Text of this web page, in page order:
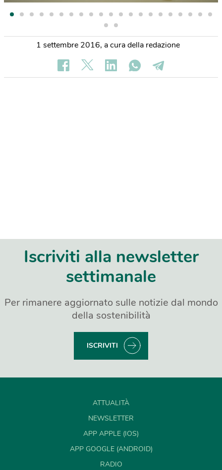
1 settembre 2016, a cura della redazione
Iscriviti alla newsletter
settimanale
Per rimanere aggiornato sulle notizie dal mondo
della sostenibilità
ISCRIVITI
ATTUALITÀ
NEWSLETTER
APP APPLE (IOS)
APP GOOGLE (ANDROID)
RADIO